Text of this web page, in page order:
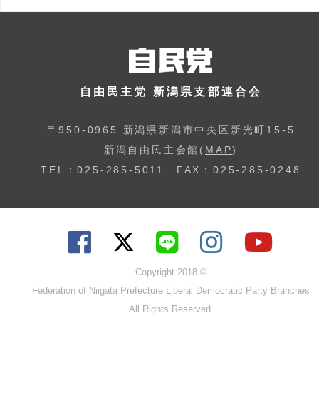
自由民主党 新潟県支部連合会
〒950-0965 新潟県新潟市中央区新光町15-5
新潟自由民主会館( MAP)
TEL：025-285-5011 FAX：025-285-0248
Copyright 2018 ©
Federation of Niigata Prefecture Liberal Democratic Party Branches
All Rights Reserved.